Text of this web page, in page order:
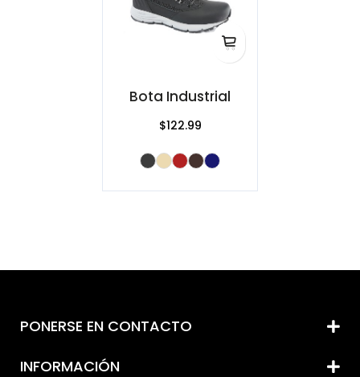
Bota Industrial
$122.99
PONERSE EN CONTACTO
INFORMACIÓN